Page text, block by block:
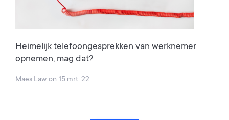
Heimelijk telefoongesprekken van werknemer
opnemen, mag dat?
Maes Law on 15 mrt. 22